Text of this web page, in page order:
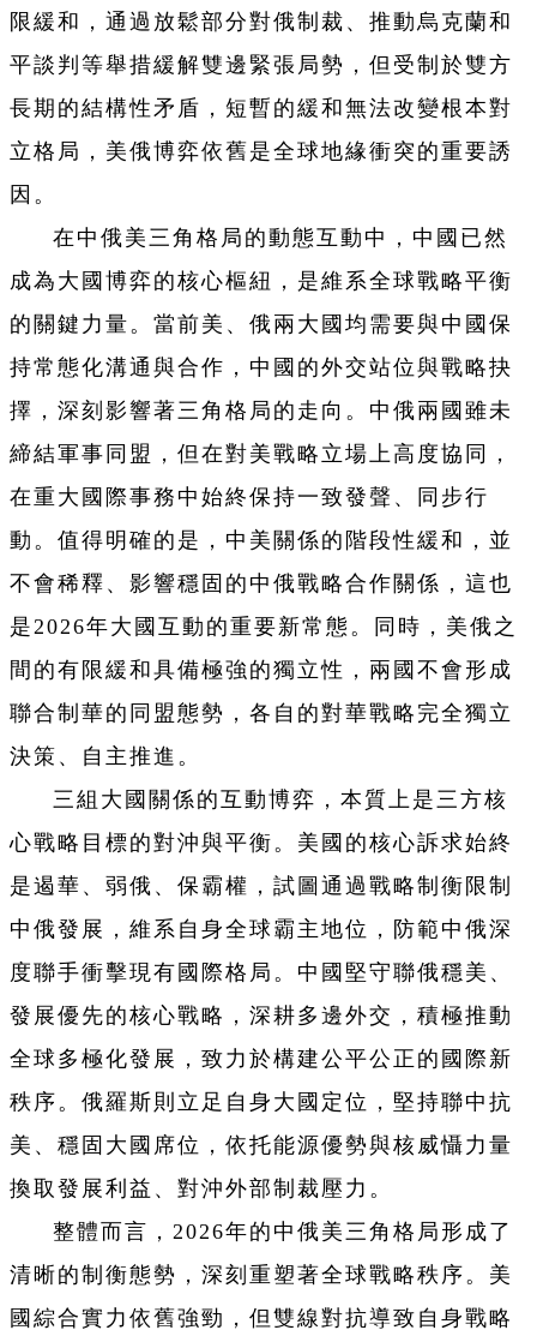
限緩和，通過放鬆部分對俄制裁、推動烏克蘭和
平談判等舉措緩解雙邊緊張局勢，但受制於雙方
長期的結構性矛盾，短暫的緩和無法改變根本對
立格局，美俄博弈依舊是全球地緣衝突的重要誘
因。
在中俄美三角格局的動態互動中，中國已然
成為大國博弈的核心樞紐，是維系全球戰略平衡
的關鍵力量。當前美、俄兩大國均需要與中國保
持常態化溝通與合作，中國的外交站位與戰略抉
擇，深刻影響著三角格局的走向。中俄兩國雖未
締結軍事同盟，但在對美戰略立場上高度協同，
在重大國際事務中始終保持一致發聲、同步行
動。值得明確的是，中美關係的階段性緩和，並
不會稀釋、影響穩固的中俄戰略合作關係，這也
是2026年大國互動的重要新常態。同時，美俄之
間的有限緩和具備極強的獨立性，兩國不會形成
聯合制華的同盟態勢，各自的對華戰略完全獨立
決策、自主推進。
三組大國關係的互動博弈，本質上是三方核
心戰略目標的對沖與平衡。美國的核心訴求始終
是遏華、弱俄、保霸權，試圖通過戰略制衡限制
中俄發展，維系自身全球霸主地位，防範中俄深
度聯手衝擊現有國際格局。中國堅守聯俄穩美、
發展優先的核心戰略，深耕多邊外交，積極推動
全球多極化發展，致力於構建公平公正的國際新
秩序。俄羅斯則立足自身大國定位，堅持聯中抗
美、穩固大國席位，依托能源優勢與核威懾力量
換取發展利益、對沖外部制裁壓力。
整體而言，2026年的中俄美三角格局形成了
清晰的制衡態勢，深刻重塑著全球戰略秩序。美
國綜合實力依舊強勁，但雙線對抗導致自身戰略